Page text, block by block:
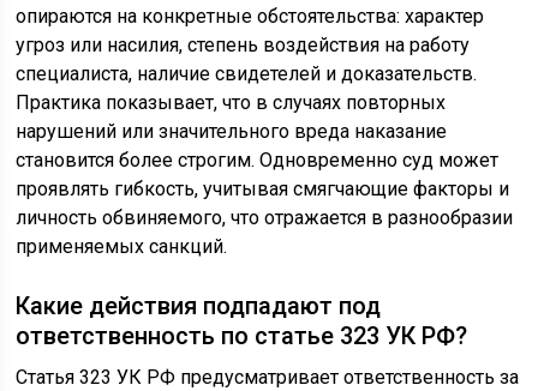
опираются на конкретные обстоятельства: характер
угроз или насилия, степень воздействия на работу
специалиста, наличие свидетелей и доказательств.
Практика показывает, что в случаях повторных
нарушений или значительного вреда наказание
становится более строгим. Одновременно суд может
проявлять гибкость, учитывая смягчающие факторы и
личность обвиняемого, что отражается в разнообразии
применяемых санкций.
Какие действия подпадают под
ответственность по статье 323 УК РФ?
Статья 323 УК РФ предусматривает ответственность за